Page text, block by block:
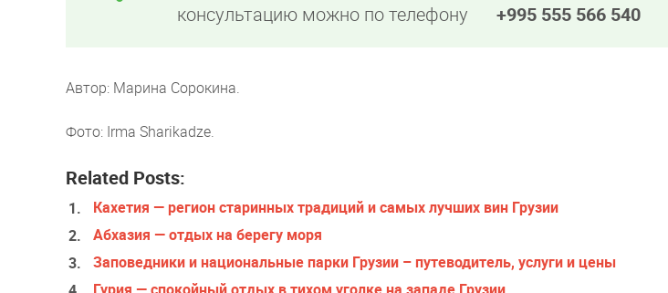
консультацию можно по телефону
+995 555 566 540
Автор: Марина Сорокина.
Фото: Irma Sharikadze.
Related Posts:
Кахетия — регион старинных традиций и самых лучших вин Грузии
Абхазия — отдых на берегу моря
Заповедники и национальные парки Грузии – путеводитель, услуги и цены